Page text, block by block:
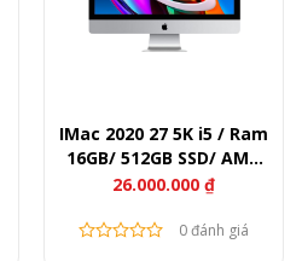
IMac 2020 27 5K i5 / Ram
16GB/ 512GB SSD/ AMD
Radeon Pro 5300
26.000.000 ₫
0 đánh giá